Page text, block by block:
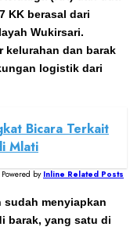
KK berasal dari
Wukirsari.
kelurahan dan barak
logistik dari
Bicara Terkait
Mlati
Powered by Inline Related Posts
sudah menyiapkan
barak, yang satu di